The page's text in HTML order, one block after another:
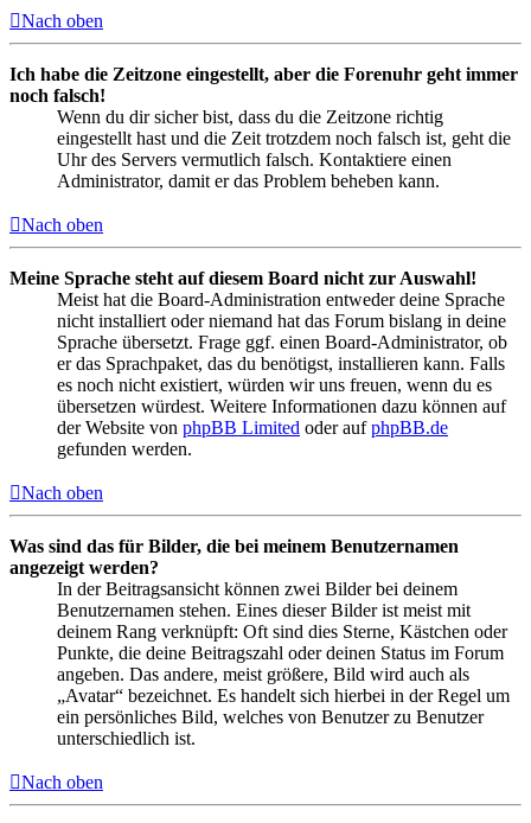
Nach oben
Ich habe die Zeitzone eingestellt, aber die Forenuhr geht immer
noch falsch!
Wenn du dir sicher bist, dass du die Zeitzone richtig
eingestellt hast und die Zeit trotzdem noch falsch ist, geht die
Uhr des Servers vermutlich falsch. Kontaktiere einen
Administrator, damit er das Problem beheben kann.
Nach oben
Meine Sprache steht auf diesem Board nicht zur Auswahl!
Meist hat die Board-Administration entweder deine Sprache
nicht installiert oder niemand hat das Forum bislang in deine
Sprache übersetzt. Frage ggf. einen Board-Administrator, ob
er das Sprachpaket, das du benötigst, installieren kann. Falls
es noch nicht existiert, würden wir uns freuen, wenn du es
übersetzen würdest. Weitere Informationen dazu können auf
der Website von phpBB Limited oder aufphpBB.de
gefunden werden.
Nach oben
Was sind das für Bilder, die bei meinem Benutzernamen
angezeigt werden?
In der Beitragsansicht können zwei Bilder bei deinem
Benutzernamen stehen. Eines dieser Bilder ist meist mit
deinem Rang verknüpft: Oft sind dies Sterne, Kästchen oder
Punkte, die deine Beitragszahl oder deinen Status im Forum
angeben. Das andere, meist größere, Bild wird auch als
„Avatar“ bezeichnet. Es handelt sich hierbei in der Regel um
ein persönliches Bild, welches von Benutzer zu Benutzer
unterschiedlich ist.
Nach oben